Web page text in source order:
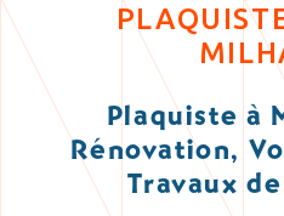
Plaquiste à
Rénovation,
Travaux